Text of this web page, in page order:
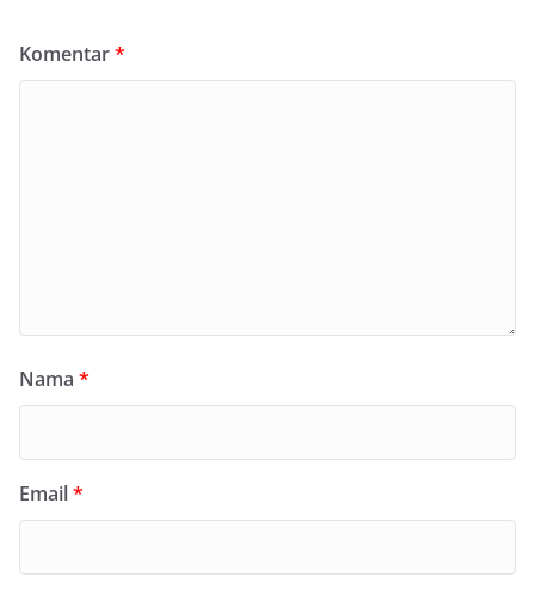
Komentar*
Nama *
Email*